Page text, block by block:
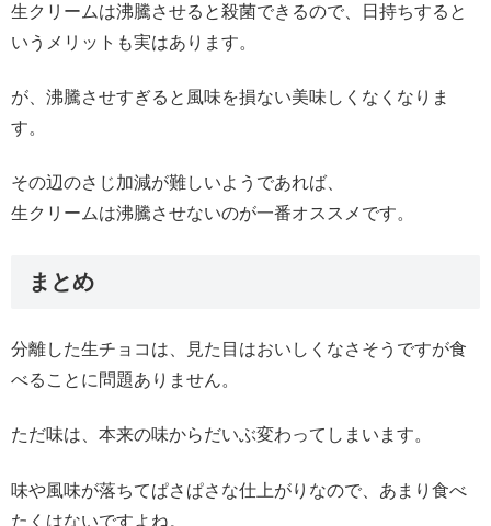
生クリームは沸騰させると殺菌できるので、日持ちすると
いうメリットも実はあります。
が、沸騰させすぎると風味を損ない美味しくなくなりま
す。
その辺のさじ加減が難しいようであれば、
生クリームは沸騰させないのが一番オススメです。
まとめ
分離した生チョコは、見た目はおいしくなさそうですが食
べることに問題ありません。
ただ味は、本来の味からだいぶ変わってしまいます。
味や風味が落ちてぱさぱさな仕上がりなので、あまり食べ
たくはないですよね。